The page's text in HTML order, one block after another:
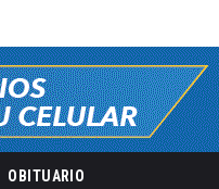
OBITUARIO